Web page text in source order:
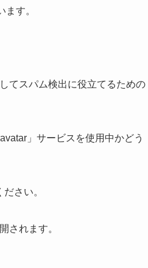
す。
てスパム検出に役立てるための
」サービスを使用中かどう
さい。
されます。